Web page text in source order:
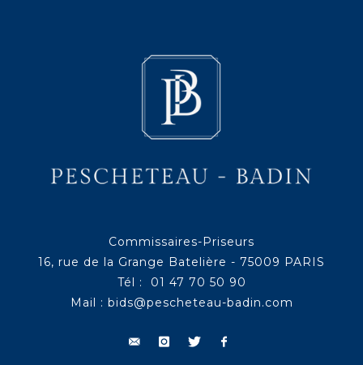
Commissaires-Priseurs
16, rue de la Grange Batelière - 75009 PARIS
Tél : 01 47 70 50 90
Mail : bids@pescheteau-badin.com